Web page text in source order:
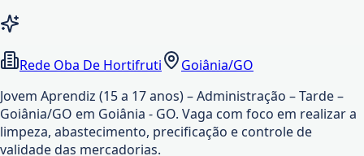
Rede Oba De Hortifruti
Goiânia/GO
Jovem Aprendiz (15 a 17 anos) – Administração – Tarde –
Goiânia/GO em Goiânia - GO. Vaga com foco em realizar a
limpeza, abastecimento, precificação e controle de
validade das mercadorias.